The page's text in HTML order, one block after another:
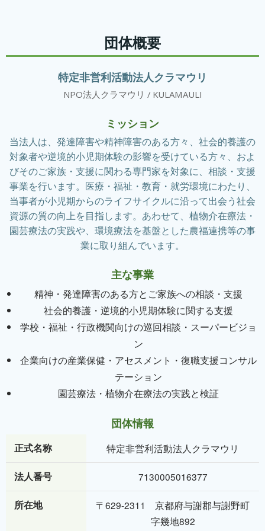
content
団体概要
特定非営利活動法人クラマウリ
NPO法人クラマウリ / KULAMAULI
ミッション
当法人は、発達障害や精神障害のある方々、社会的養護の
対象者や逆境的小児期体験の影響を受けている方々、およ
びそのご家族・支援に関わる専門家を対象に、相談・支援
事業を行います。医療・福祉・教育・就労環境にわたり、
当事者が小児期からのライフサイクルに沿って出会う社会
資源の質の向上を目指します。あわせて、植物介在療法・
園芸療法の実践や、環境療法を基盤とした農福連携等の事
業に取り組んでいます。
主な事業
精神・発達障害のある方とご家族への相談・支援
社会的養護・逆境的小児期体験に関する支援
学校・福祉・行政機関向けの巡回相談・スーパービジョ
ン
企業向けの産業保健・アセスメント・復職支援コンサル
テーション
園芸療法・植物介在療法の実践と検証
団体情報
正式名称 特定非営利活動法人クラマウリ
法人番号 7130005016377
所在地
〒629-2311 京都府与謝郡与謝野町
字幾地892